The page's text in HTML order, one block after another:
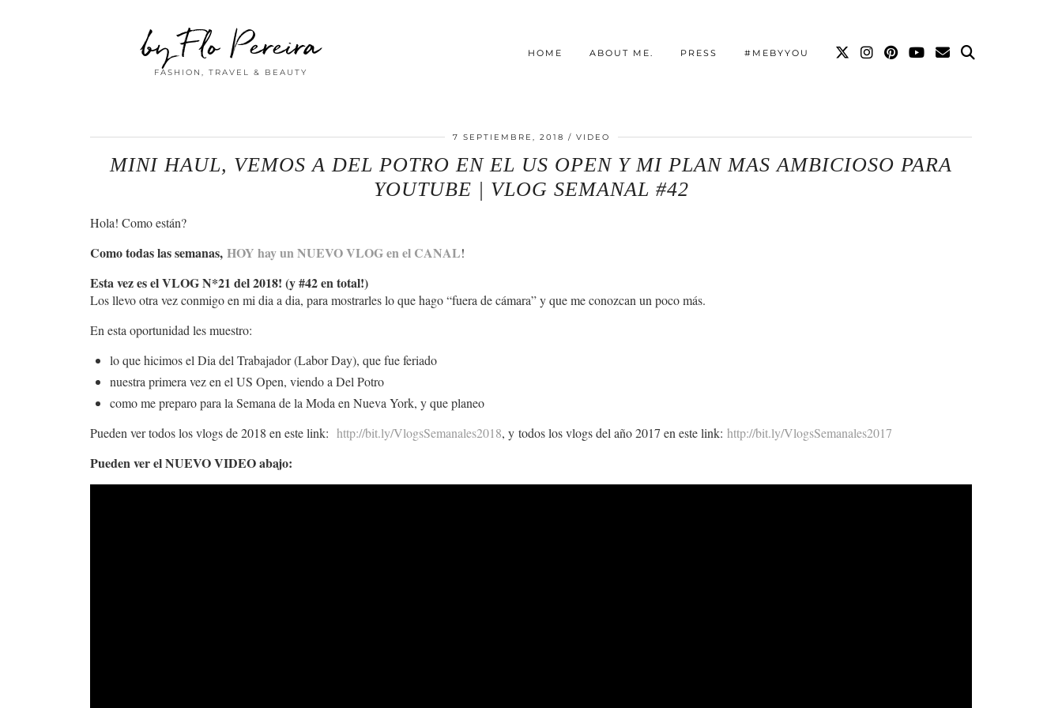
by Flo Pereira
FASHION, TRAVEL & BEAUTY
HOME ABOUT ME. PRESS #MEBYYOU
7 SEPTIEMBRE, 2018 VIDEO
MINI HAUL, VEMOS A DEL POTRO EN EL US OPEN Y MI PLAN MAS AMBICIOSO PARA
YOUTUBE | VLOG SEMANAL #42
Hola! Como están?
Como todas las semanas, HOY hay un NUEVO VLOG en el CANAL!
Esta vez es el VLOG N*21 del 2018! (y #42 en total!)
Los llevo otra vez conmigo en mi dia a dia, para mostrarles lo que hago “fuera de cámara” y que me conozcan un poco más.
En esta oportunidad les muestro:
lo que hicimos el Dia del Trabajador (Labor Day), que fue feriado
nuestra primera vez en el US Open, viendo a Del Potro
como me preparo para la Semana de la Moda en Nueva York, y que planeo
Pueden ver todos los vlogs de 2018 en este link: http://bit.ly/VlogsSemanales2018, y todos los vlogs del año 2017 en este link: http://bit.ly/VlogsSemanales2017
Pueden ver el NUEVO VIDEO abajo: